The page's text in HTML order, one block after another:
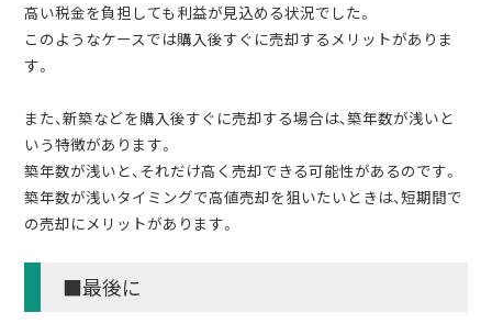
高い税金を負担しても利益が見込める状況でした。
このようなケースでは購入後すぐに売却するメリットがありま
す。
また、新築などを購入後すぐに売却する場合は、築年数が浅いと
いう特徴があります。
築年数が浅いと、それだけ高く売却できる可能性があるのです。
築年数が浅いタイミングで高値売却を狙いたいときは、短期間で
の売却にメリットがあります。
■最後に